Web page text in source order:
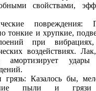
свойствами,
повреждения:
тонкие и хрупкие,
при
воздействиях.
амортизирует
Казалось бы,
пыли и грязи